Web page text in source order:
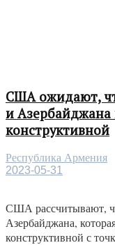
США ожидают,
и
конструктивной
Республика Армения
2023-05-31
США рассчитывают,
Азербайджана,
конструктивной с